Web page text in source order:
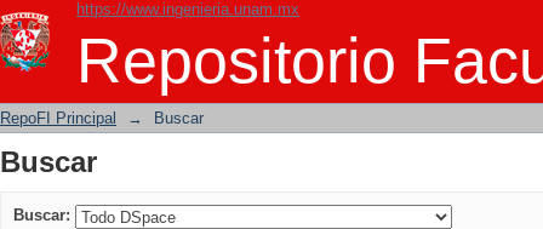
https://www.ingenieria.unam.mx
Repositorio
Buscar
RepoFI Principal → Buscar
Buscar
Buscar: